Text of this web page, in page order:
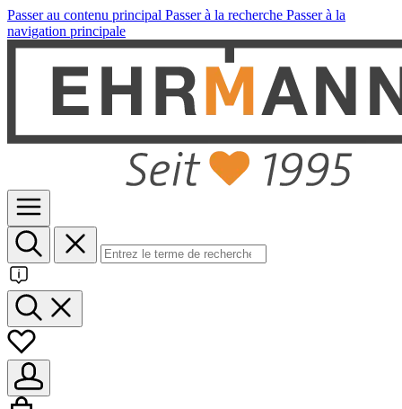
Passer au contenu principal Passer à la recherche Passer à la
navigation principale